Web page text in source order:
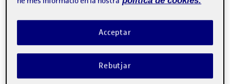
Publicat per
Nicolás Esteban Baldeón Silva
Data de publicaciócomentariel Conceptualización Proyecto
Rebutjar
Acceptar